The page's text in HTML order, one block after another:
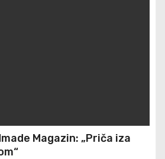
Magazin: „Priča iza